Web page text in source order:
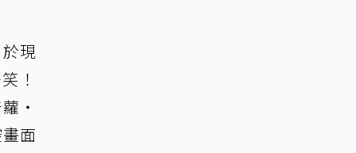
現
！
・
面